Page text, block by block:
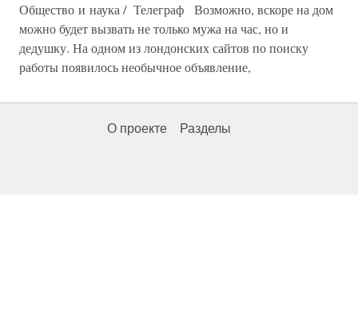
Общество и наука / Телеграф Возможно, вскоре на дом
можно будет вызвать не только мужа на час, но и
дедушку. На одном из лондонских сайтов по поиску
работы появилось необычное объявление,
О проекте Разделы